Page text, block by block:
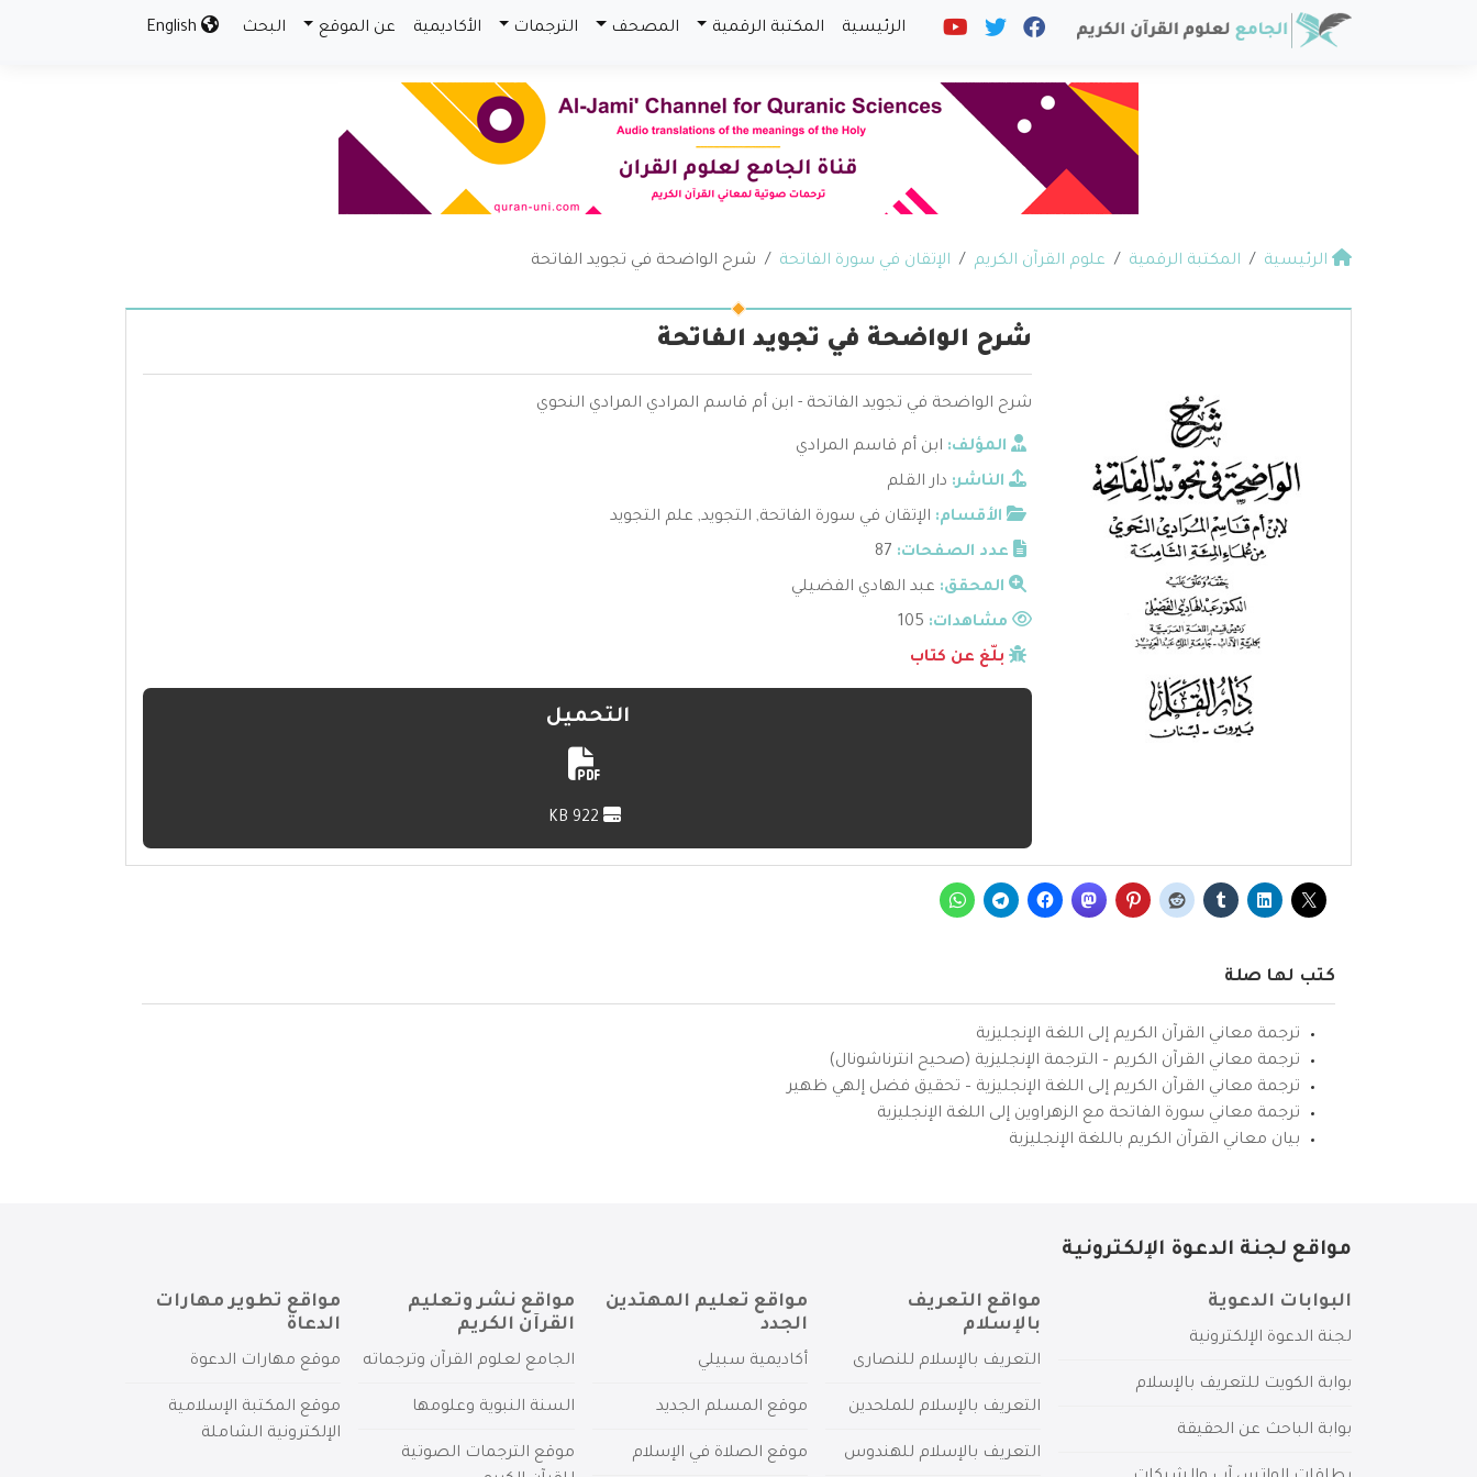
الرئيسية المكتبة الرقمية المصحف الترجمات الأكاديمية عن الموقع البحث
الرئيسية المكتبة الرقمية علوم القرآن الكريم الإتقان في سورة الفاتحة شرح الواضحة في تجويد الفاتحة
شرح الواضحة في تجويد الفاتحة
شرح الواضحة في تجويد الفاتحة - ابن أم قاسم المرادي المرادي النحوي
المؤلف: ابن أم قاسم المرادي
الناشر: دار القلم
الأقسام: الإتقان في سورة الفاتحة, التجويد, علم التجويد
عدد الصفحات: 87
المحقق: عبد الهادي الفضيلي
مشاهدات:
بلّغ عن كتاب
التحميل
كتب لها صلة
ترجمة معاني القرآن الكريم إلى اللغة الإنجليزية
ترجمة معاني القرآن الكريم – الترجمة الإنجليزية (صحيح انترناشونال)
ترجمة معاني القرآن الكريم إلى اللغة الإنجليزية – تحقيق فضل إلهي ظهير
ترجمة معاني سورة الفاتحة مع الزهراوين إلى اللغة الإنجليزية
بيان معاني القرآن الكريم باللغة الإنجليزية
مواقع لجنة الدعوة الإلكترونية
البوابات الدعوية
لجنة الدعوة الإلكترونية
بوابة الكويت للتعريف بالإسلام
بوابة الباحث عن الحقيقة
مواقع التعريف
بالإسلام
التعريف بالإسلام للنصارى
التعريف بالإسلام للملحدين
التعريف بالإسلام للهندوس
مواقع تعليم المهتدين
الجدد
أكاديمية سبيلي
موقع المسلم الجديد
موقع الصلاة في الإسلام
مواقع نشر وتعليم
القرآن الكريم
الجامع لعلوم القرآن وترجماته
السنة النبوية وعلومها
موقع الترجمات الصوتية
مواقع تطوير مهارات
الدعاة
موقع مهارات الدعوة
موقع المكتبة الإسلامية
الإلكترونية الشاملة